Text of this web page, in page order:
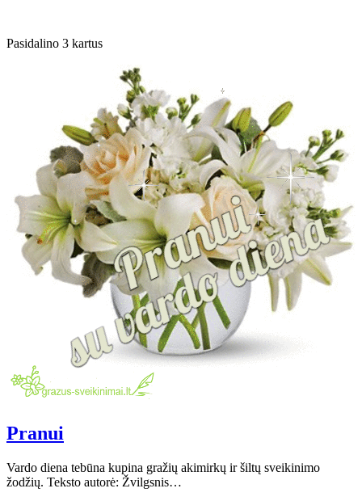
Pasidalino 3 kartus
Pranui
Vardo diena tebūna kupina gražių akimirkų ir šiltų sveikinimo
žodžių. Teksto autorė: Žvilgsnis…